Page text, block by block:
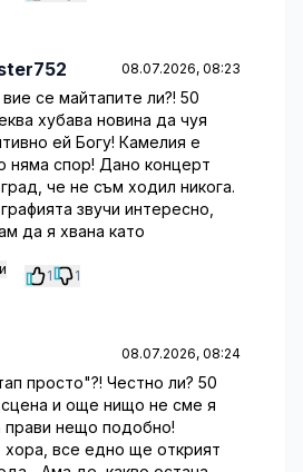
08.07.2026, 08:23
се майтапите ли?! 50
хубава новина да чуя
ей Богу! Камелия е
няма спор! Дано концерт
че не съм ходил никога.
звучи интересно,
да я хвана като
1 1
08.07.2026, 08:24
просто"?! Честно ли? 50
сцена и още нищо не сме я
прави нещо подобно!
хора, все едно ще открият